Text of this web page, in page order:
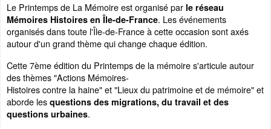
Le Printemps de La Mémoire est organisé par le réseau
Mémoires Histoires en Île-de-France. Les événements
organisés dans toute l'Île-de-France à cette occasion sont axés
autour d'un grand thème qui change chaque édition.
Cette 7ème édition du Printemps de la mémoire s'articule autour
des thèmes "Actions Mémoires-
Histoires contre la haine" et "Lieux du patrimoine et de mémoire" et
aborde les questions des migrations, du travail et des
questions urbaines.